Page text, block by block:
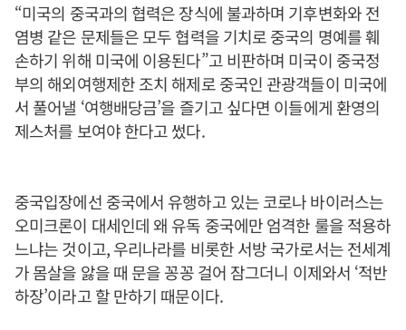
“미국의 중국과의 협력은 장식에 불과하며 기후변화와 전
염병 같은 문제들은 모두 협력을 기치로 중국의 명예를 훼
손하기 위해 미국에 이용된다”고 비판하며 미국이 중국정
부의 해외여행제한 조치 해제로 중국인 관광객들이 미국에
서 풀어낼 ‘여행배당금’을 즐기고 싶다면 이들에게 환영의
제스처를 보여야 한다고 썼다.
중국입장에선 중국에서 유행하고 있는 코로나 바이러스는
오미크론이 대세인데 왜 유독 중국에만 엄격한 룰을 적용하
느냐는 것이고, 우리나라를 비롯한 서방 국가로서는 전세계
가 몸살을 앓을 때 문을 꽁꽁 걸어 잠그더니 이제와서 ‘적반
하장’이라고 할 만하기 때문이다.